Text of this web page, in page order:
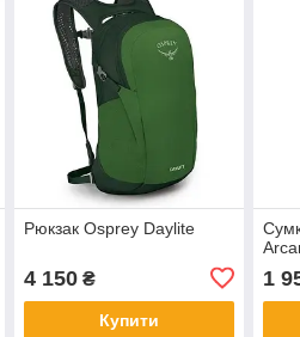
Рюкзак Osprey Daylite
4 150₴
Купити
1